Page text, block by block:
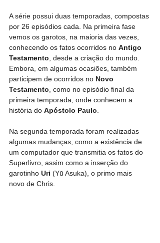
A série possui duas temporadas, compostas
por 26 episódios cada. Na primeira fase
vemos os garotos, na maioria das vezes,
conhecendo os fatos ocorridos no Antigo
Testamento , desde a criação do mundo.
Embora, em algumas ocasiões, também
participem de ocorridos no Novo
Testamento , como no episódio final da
primeira temporada, onde conhecem a
história do Apóstolo Paulo
Na segunda temporada foram realizadas
algumas mudanças, como a existência de
um computador que transmitia os fatos do
Superlivro, assim como a inserção do
garotinho Uri (Yū Asuka), o primo mais
novo de Chris.